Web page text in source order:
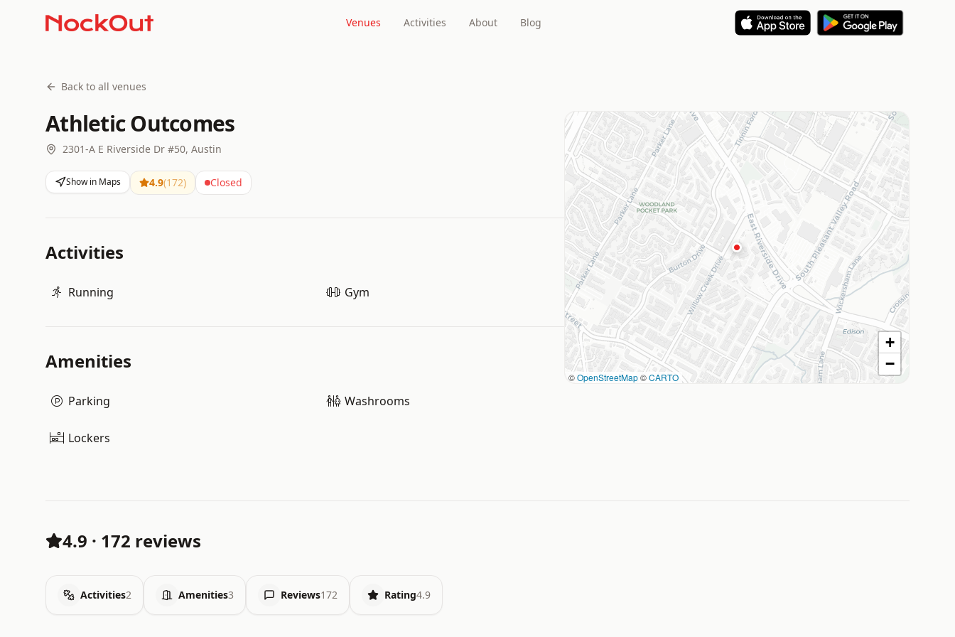
Venues Activities About Blog
Back to all venues
Athletic Outcomes
2301-A E Riverside Dr #50, Austin
Show in Maps 4.9(172) Closed
Activities
Running Gym
Amenities
Parking Washrooms
Lockers
©OpenStreetMap©CARTO
+
−
4.9 · 172 reviews
Activities2 Amenities3 Reviews172 Rating4.9